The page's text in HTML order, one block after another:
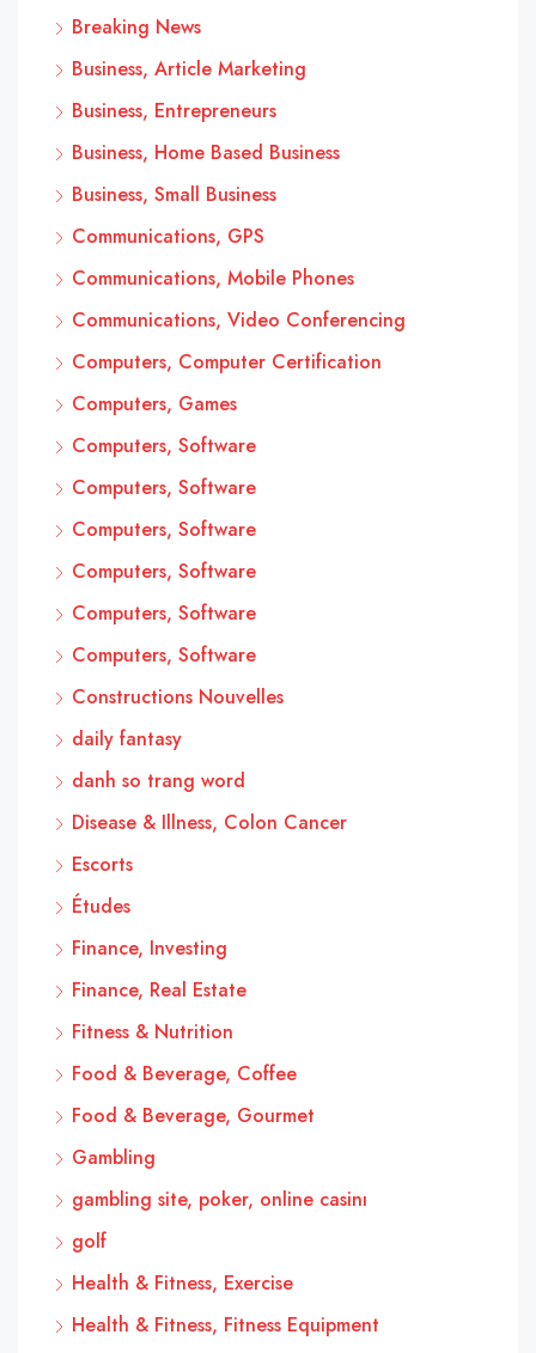
Breaking News
Business, Article Marketing
Business, Entrepreneurs
Business, Home Based Business
Business, Small Business
Communications, GPS
Communications, Mobile Phones
Communications, Video Conferencing
Computers, Computer Certification
Computers, Games
Computers, Software
Computers, Software
Computers, Software
Computers, Software
Computers, Software
Computers, Software
Constructions Nouvelles
daily fantasy
danh so trang word
Disease & Illness, Colon Cancer
Escorts
Études
Finance, Investing
Finance, Real Estate
Fitness & Nutrition
Food & Beverage, Coffee
Food & Beverage, Gourmet
Gambling
gambling site, poker, online casinı
golf
Health & Fitness, Exercise
Health & Fitness, Fitness Equipment